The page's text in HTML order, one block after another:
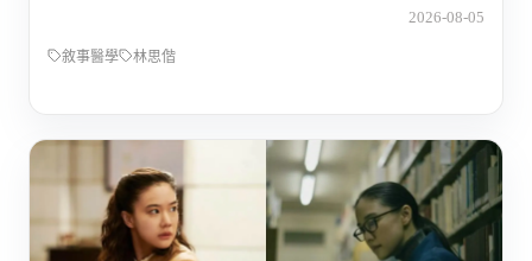
2026-08-05
敘事醫學 林思偕